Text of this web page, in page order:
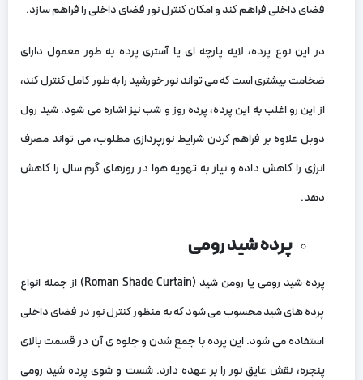
فضای داخلی فراهم کند و امکان کنترل نور فضای داخلی را فراهم سازد.
در این نوع پرده، لایه پارچه‌ ای یا آستری پرده به طور معمول دارای
ضخامت بیشتری است که می‌ تواند نور خورشید را به‌ طور کامل کنترل کند،
از این رو اغلب به این پرده، پرده روز و شب نیز اشاره می‌ شود. شید رول
دوبل علاوه بر فراهم کردن شرایط نورپردازی مطلوب، می‌ تواند مصرف
انرژی را کاهش داده و نیاز به تهویه هوا در روزهای گرم سال را کاهش
دهد.
پرده شید رومی
پرده شید رومی یا رومن شید (Roman Shade Curtain) از جمله انواع
پرده‌ های شید محسوب می‌ شود که به منظور کنترل نور در فضای داخلی
استفاده می‌ شود. این پرده با جمع شدن و جلوه‌ ی آن در قسمت بالای
پنجره، نقش عایق نور را بر عهده دارد. شست‌ و شوی پرده شید رومی